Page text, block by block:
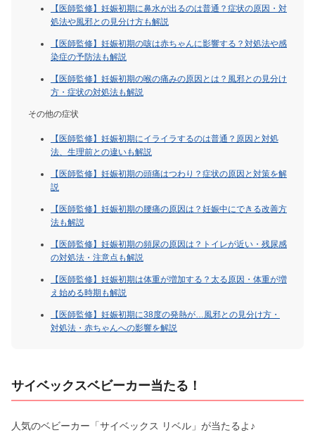
【医師監修】妊娠初期に鼻水が出るのは普通？症状の原因・対
処法や風邪との見分け方も解説
【医師監修】妊娠初期の咳は赤ちゃんに影響する？対処法や感
染症の予防法も解説
【医師監修】妊娠初期の喉の痛みの原因とは？風邪との見分け
方・症状の対処法も解説
その他の症状
【医師監修】妊娠初期にイライラするのは普通？原因と対処
法、生理前との違いも解説
【医師監修】妊娠初期の頭痛はつわり？症状の原因と対策を解
説
【医師監修】妊娠初期の腰痛の原因は？妊娠中にできる改善方
法も解説
【医師監修】妊娠初期の頻尿の原因は？トイレが近い・残尿感
の対処法・注意点も解説
【医師監修】妊娠初期は体重が増加する？太る原因・体重が増
え始める時期も解説
【医師監修】妊娠初期に38度の発熱が…風邪との見分け方・
対処法・赤ちゃんへの影響を解説
サイベックスベビーカー当たる！
人気のベビーカー「サイベックス リベル」が当たるよ♪